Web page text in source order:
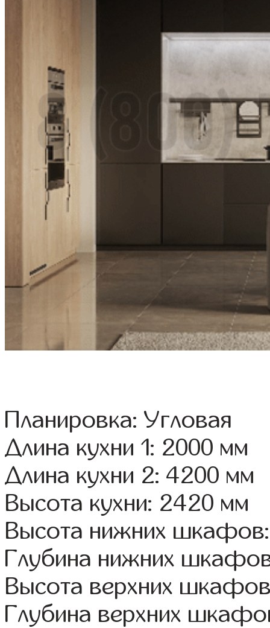
Планировка: Угловая
Длина кухни 1: 2000 мм
Длина кухни 2: 4200 мм
Высота кухни: 2420 мм
Высота нижних
Глубина нижних
Высота верхних
Глубина верхних